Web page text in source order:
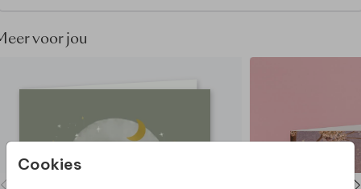
Cookies
voor jou